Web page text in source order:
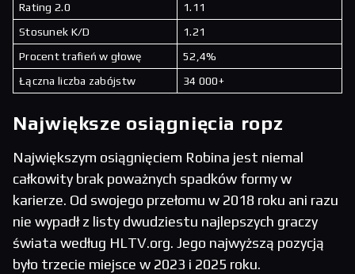
Rating 2.0
1.11
Stosunek K/D
1.21
Procent trafień w głowę
52,4%
Łączna liczba zabójstw
34 000+
Największe osiągnięcia ropz
Największym osiągnięciem Robina jest niemal
całkowity brak poważnych spadków formy w
karierze. Od swojego przełomu w 2018 roku ani razu
nie wypadł z listy dwudziestu najlepszych graczy
świata według HLTV.org. Jego najwyższą pozycją
było trzecie miejsce w 2023 i 2025 roku.